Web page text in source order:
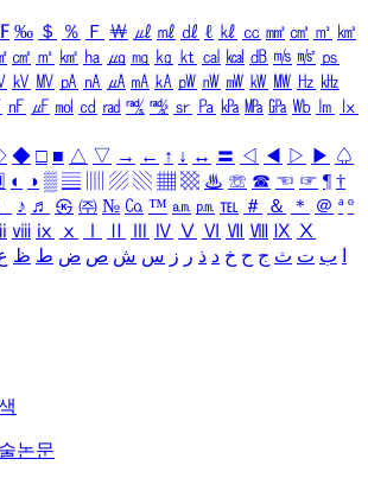
‰ ＄ ％ Ｆ ￦ ㎕ ㎖ ㎗ ℓ ㎘ ㏄ ㎣ ㎤ ㎥ ㎦
㎠ ㎡ ㎢ ㏊ ㎍ ㎎ ㎏ ㏏ ㎈ ㎉ ㏈ ㎧ ㎨ ㎰
㎸ ㎹ ㎀ ㎁ ㎂ ㎃ ㎄ ㎺ ㎻ ㎽ ㎾ ㎿ ㎐ ㎑
㎋ ㎌ ㏖ ㏅ ㎭ ㎮ ㎯ ㏛ ㎩ ㎪ ㎫ ㎬ ㏝ ㏐
㏓
◆ □ ■ △ ▽ → ← ↑ ↓ ↔ 〓 ◁ ◀ ▷ ▶ ♤
◐ ◑ ▒ ▤ ▨ ▧ ▦ ▩ ♨ ☏ ☎ ☜ ☞ ¶ †
♪ ♬ ㉿ ㈜ № ㏇ ™ ㏂ ㏘ ℡ ＃ ＆ ＊ ＠ ª º
ⅷ ⅸ ⅹ Ⅳ Ⅴ Ⅵ Ⅶ Ⅷ Ⅸ Ⅹ
ب ت ث ج ح خ د ذ ر ز س ش ص ض ط ظ
논문